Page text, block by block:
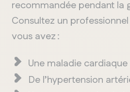
recommandée pendant la
Consultez un
vous avez:
Une maladie cardiaque
De l’hypertension